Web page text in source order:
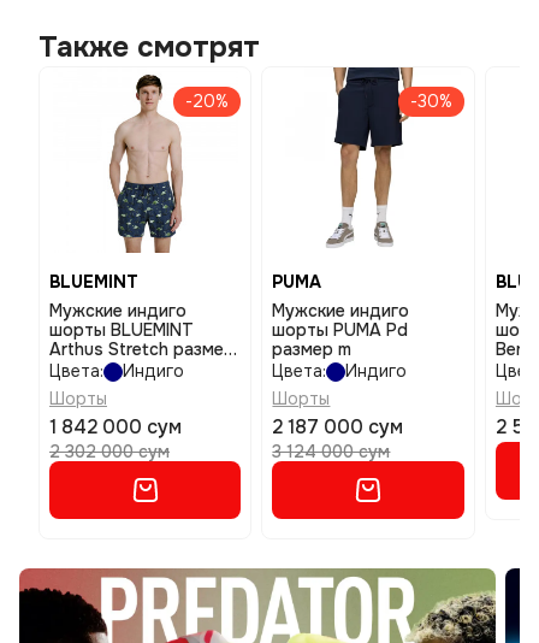
Также смотрят
-20%
BLUEMINT
Мужские индиго
шорты BLUEMINT
Arthus Stretch размер
2xl
Цвета:
Индиго
Шорты
1 842 000 сум
2 302 000 сум
-30%
PUMA
Мужские индиго
шорты PUMA Pd
размер m
Цвета:
Индиго
Шорты
2 187 000 сум
3 124 000 сум
2